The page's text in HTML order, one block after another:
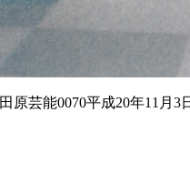
田原芸能0070平成20年11月